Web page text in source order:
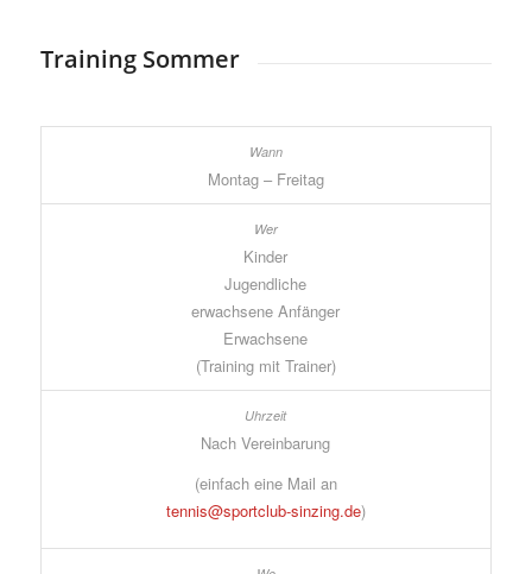
Training Sommer
Montag – Freitag
Kinder
Jugendliche
erwachsene Anfänger
Erwachsene
(Training mit Trainer)
Nach Vereinbarung
(einfach eine Mail an
tennis@sportclub-sinzing.de)